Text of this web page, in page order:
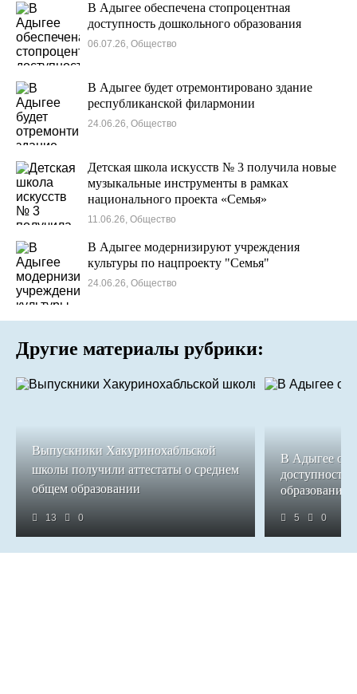
В Адыгее обеспечена стопроцентная
доступность дошкольного образования
06.07.26, Общество
В Адыгее будет отремонтировано здание
республиканской филармонии
24.06.26, Общество
Детская школа искусств № 3 получила новые
музыкальные инструменты в рамках
национального проекта «Семья»
11.06.26, Общество
В Адыгее модернизируют учреждения
культуры по нацпроекту "Семья"
24.06.26, Общество
Другие материалы рубрики:
Выпускники Хакуринохабльской
школы получили аттестаты о среднем
общем образовании
13 0
В Адыгее
доступность
образования
5 0